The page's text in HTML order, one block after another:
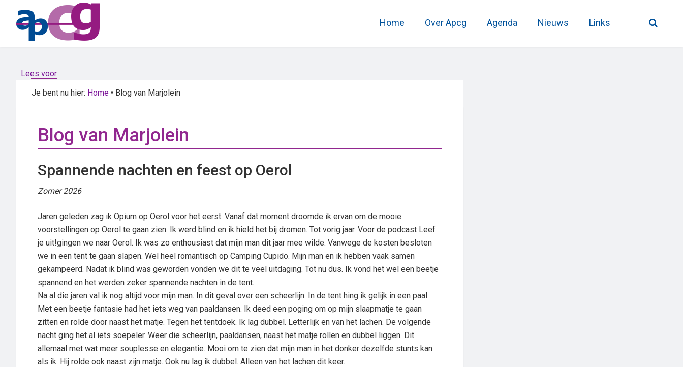
to
main
to
primary
Home Over Apcg Agenda Nieuws Links
Lees voor
Je bent nu hier: Home • Blog van Marjolein
Blog van Marjolein
Spannende nachten en feest op Oerol
Zomer 2026
Jaren geleden zag ik Opium op Oerol voor het eerst. Vanaf dat moment droomde ik ervan om de mooie
voorstellingen op Oerol te gaan zien. Ik werd blind en ik hield het bij dromen. Tot vorig jaar. Voor de podcast Leef
je uit!gingen we naar Oerol. Ik was zo enthousiast dat mijn man dit jaar mee wilde. Vanwege de kosten besloten
we in een tent te gaan slapen. Wel heel romantisch op Camping Cupido. Mijn man en ik hebben vaak samen
gekampeerd. Nadat ik blind was geworden vonden we dit te veel uitdaging. Tot nu dus. Ik vond het wel een beetje
spannend en het werden zeker spannende nachten in de tent.
Na al die jaren val ik nog altijd voor mijn man. In dit geval over een scheerlijn. In de tent hing ik gelijk in een paal.
Met een beetje fantasie had het iets weg van paaldansen. Ik deed een poging om op mijn slaapmatje te gaan
zitten en rolde door naast het matje. Tegen het tentdoek. Ik lag dubbel. Letterlijk en van het lachen. De volgende
nacht ging het al iets soepeler. Weer die scheerlijn, paaldansen, naast het matje rollen en dubbel liggen. Dit
allemaal met wat meer souplesse en elegantie. Mooi om te zien dat mijn man in het donker dezelfde stunts kan
als ik. Hij rolde ook naast zijn matje. Ook nu lag ik dubbel. Alleen van het lachen dit keer.